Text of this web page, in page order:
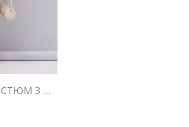
ЖІНОЧИЙ ЛІТНІЙ КОСТЮМ З ШОРТАМИ І ЖИЛЕТОМ З ЛЬОНУ РОЖЕВИЙ